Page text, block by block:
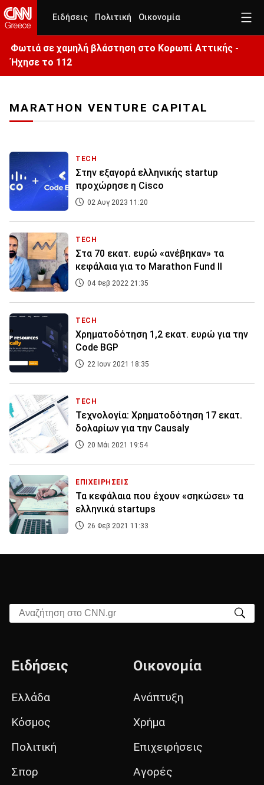
Ειδήσεις Πολιτική Οικονομία
Φωτιά σε χαμηλή βλάστηση στο Κορωπί Αττικής -
Ήχησε το 112
MARATHON VENTURE CAPITAL
TECH
Στην εξαγορά ελληνικής startup
προχώρησε η Cisco
02 Αυγ 2023 11:20
TECH
Στα 70 εκατ. ευρώ «ανέβηκαν» τα
κεφάλαια για το Marathon Fund II
04 Φεβ 2022 21:35
TECH
Χρηματοδότηση 1,2 εκατ. ευρώ για την
Code BGP
22 Ιουν 2021 18:35
TECH
Τεχνολογία: Χρηματοδότηση 17 εκατ.
δολαρίων για την Causaly
20 Μάι 2021 19:54
ΕΠΙΧΕΙΡΗΣΕΙΣ
Τα κεφάλαια που έχουν «σηκώσει» τα
ελληνικά startups
26 Φεβ 2021 11:33
Αναζήτηση στο CNN.gr
Ειδήσεις
Ελλάδα
Κόσμος
Πολιτική
Σπορ
Οικονομία
Ανάπτυξη
Χρήμα
Επιχειρήσεις
Αγορές